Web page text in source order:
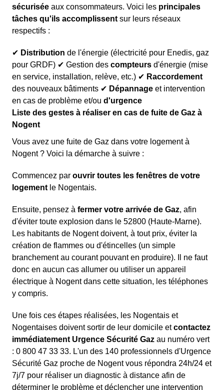
sécurisée aux consommateurs. Voici les principales
tâches qu'ils accomplissent sur leurs réseaux
respectifs :
✔ Distribution de l'énergie (électricité pour Enedis, gaz
pour GRDF) ✔ Gestion des compteurs d'énergie (mise
en service, installation, relève, etc.) ✔ Raccordement
des nouveaux bâtiments ✔ Dépannage et intervention
en cas de problème et/ou d'urgence
Liste des gestes à réaliser en cas de fuite de Gaz à
Nogent
Vous avez une fuite de Gaz dans votre logement à
Nogent ? Voici la démarche à suivre :
Commencez par ouvrir toutes les fenêtres de votre
logement le Nogentais.
Ensuite, pensez à fermer votre arrivée de Gaz, afin
d'éviter toute explosion dans le 52800 (Haute-Marne).
Les habitants de Nogent doivent, à tout prix, éviter la
création de flammes ou d'étincelles (un simple
branchement au courant pouvant en produire). Il ne faut
donc en aucun cas allumer ou utiliser un appareil
électrique à Nogent dans cette situation, les téléphones
y compris.
Une fois ces étapes réalisées, les Nogentais et
Nogentaises doivent sortir de leur domicile etcontactez
immédiatement Urgence Sécurité Gaz au numéro vert
: 0 800 47 33 33. L'un des 140 professionnels d'Urgence
Sécurité Gaz proche de Nogent vous répondra 24h/24 et
7j/7 pour réaliser un diagnostic à distance afin de
déterminer le problème et déclencher une intervention